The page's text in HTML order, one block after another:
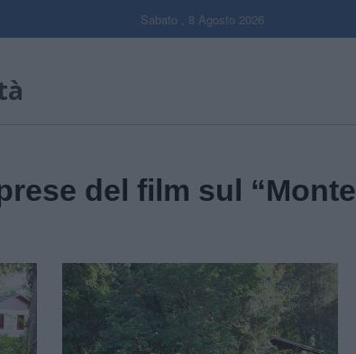
Sabato , 8 Agosto 2026
del film sul “Monte